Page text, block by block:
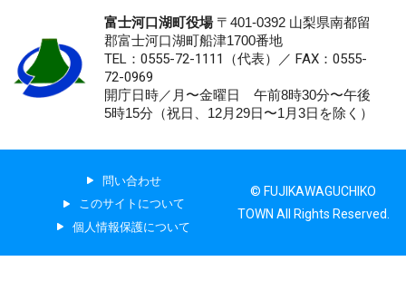
富士河口湖町役場〒401-0392 山梨県南都留
郡富士河口湖町船津1700番地
TEL：0555-72-1111 （代表）／ FAX：0555-
72-0969
開庁日時／月〜金曜日 午前8時30分〜午後
5時15分（祝日、12月29日〜1月3日を除く）
問い合わせ
このサイトについて
個人情報保護について
© FUJIKAWAGUCHIKO
TOWN All Rights Reserved.